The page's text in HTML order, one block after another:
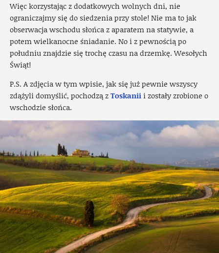
Więc korzystając z dodatkowych wolnych dni, nie
ograniczajmy się do siedzenia przy stole! Nie ma to jak
obserwacja wschodu słońca z aparatem na statywie, a
potem wielkanocne śniadanie. No i z pewnością po
południu znajdzie się trochę czasu na drzemkę. Wesołych
Świąt!
P.S. A zdjęcia w tym wpisie, jak się już pewnie wszyscy
zdążyli domyślić, pochodzą zToskaniii zostały zrobione o
wschodzie słońca.